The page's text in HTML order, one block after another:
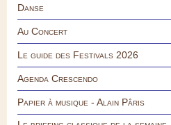
Danse
Au Concert
Le guide des Festivals 2026
Agenda Crescendo
Papier à musique - Alain Pâris